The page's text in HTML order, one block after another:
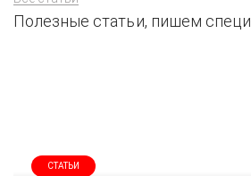
Полезные статьи, пишем
СТАТЬИ